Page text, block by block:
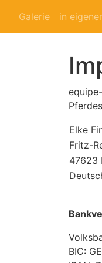
Galerie in
Elke
Fritz-
47623
BIC: